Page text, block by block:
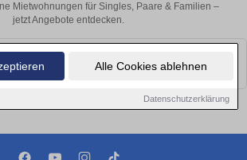
Alle Cookies ablehnen
Datenschutzerklärung
Mietwohnungen für Singles, Paare & Familien –
jetzt Angebote entdecken.
keine passenden Objekte finden. Schauen Sie